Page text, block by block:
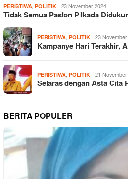
PERISTIWA, POLITIK 23 November 2024
Tidak Semua Paslon Pilkada
PERISTIWA, POLITIK 23
Kampanye Hari Terakhir,
PERISTIWA, POLITIK 21
Selaras dengan Asta Cita
BERITA POPULER